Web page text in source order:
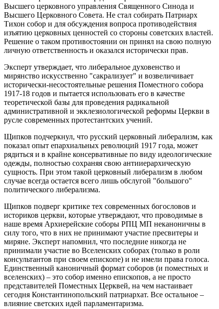
Высшего церковного управления Священного Синода и
Высшего Церковного Совета. Не стал собирать Патриарх
Тихон собор и для обсуждения вопроса противодействия
изъятию церковных ценностей со стороны советских властей.
Решение о таком противостоянии он принял на свою полную
личную ответственность и оказался исторически прав.
Эксперт утверждает, что либеральное духовенство и
мирянство искусственно "сакрализует" и возвеличивает
исторически-несостоятельные решения Поместного собора
1917-18 годов и пытается использовать его в качестве
теоретической базы для проведения радикальной
административной и экклезиологической реформы Церкви в
русле современных протестантских учений.
Щипков подчеркнул, что русский церковный либерализм, как
показал опыт епархиальных революций 1917 года, может
рядиться и в крайне консервативные по виду идеологические
одежды, полностью сохраняя свою антииерархическую
сущность. При этом такой церковный либерализм в любом
случае всегда остается всего лишь обслугой "большого"
политического либерализма.
Щипков подверг критике тех современных богословов и
историков церкви, которые утверждают, что проводимые в
наше время Архиерейские соборы РПЦ МП неканоничны в
силу того, что в них не принимают участие пресвитеры и
миряне. Эксперт напомнил, что последние никогда не
принимали участие во Вселенских соборах (только в роли
консультантов при своем епископе) и не имели права голоса.
Единственный каноничный формат соборов (и поместных и
вселенских) – это собор именно епископов, а не просто
представителей Поместных Церквей, на чем настаивает
сегодня Константинопольский патриархат. Все остальное –
влияние светских идей парламентаризма.